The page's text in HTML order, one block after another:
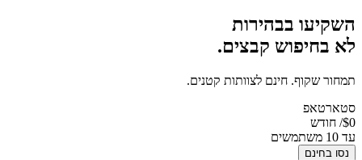
השקיעו בבהירות
לא בחיפוש קבצים.
תמחור שקוף. חינם לצוותות קטנים.
סטארטאפ
$0/ חודש
עד 10 משתמשים
נסו בחינם